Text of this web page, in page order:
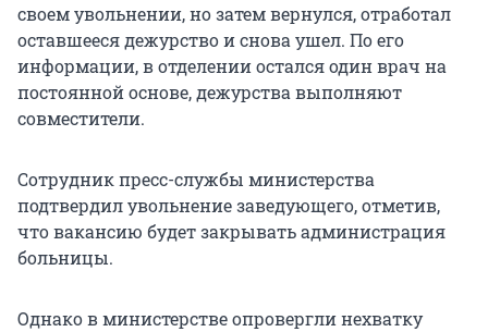
своем увольнении, но затем вернулся, отработал
оставшееся дежурство и снова ушел. По его
информации, в отделении остался один врач на
постоянной основе, дежурства выполняют
совместители.
Сотрудник пресс-службы министерства
подтвердил увольнение заведующего, отметив,
что вакансию будет закрывать администрация
больницы.
Однако в министерстве опровергли нехватку